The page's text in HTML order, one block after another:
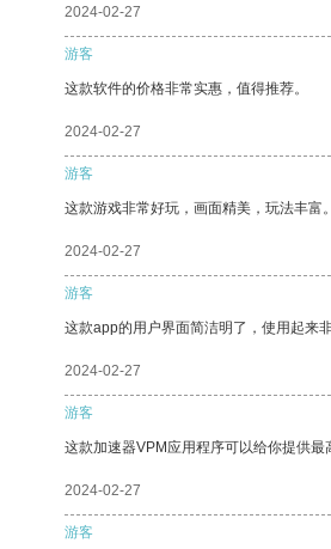
2024-02-27
游客
这款软件的价格非常实惠，值得推荐。
2024-02-27
游客
这款游戏非常好玩，画面精美，玩法丰富。
2024-02-27
游客
这款app的用户界面简洁明了，使用起来
2024-02-27
游客
这款加速器VPM应用程序可以给你提供最
2024-02-27
游客